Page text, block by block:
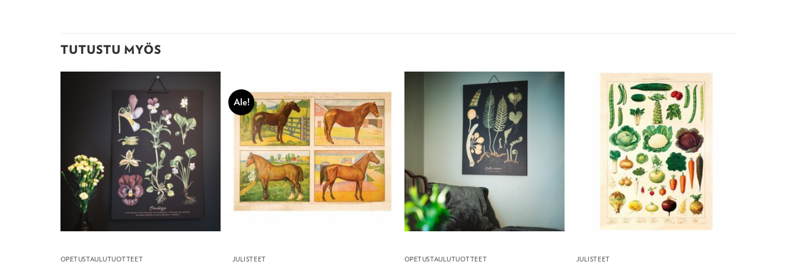
TUTUSTU MYÖS
OPETUSTAULUTUOTTEET
Ale!
JULISTEET OPETUSTAULUTUOTTEET JULISTEET